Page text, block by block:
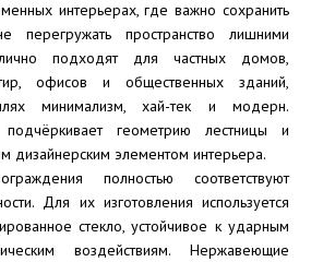
интерьерах, где важно сохранить
перегружать пространство лишними
подходят для частных домов,
офисов и общественных зданий,
минимализм, хай-тек и модерн.
подчёркивает геометрию лестницы и
дизайнерским элементом интерьера.
полностью соответствуют
Для их изготовления используется
стекло, устойчивое к ударным
воздействиям. Нержавеющие